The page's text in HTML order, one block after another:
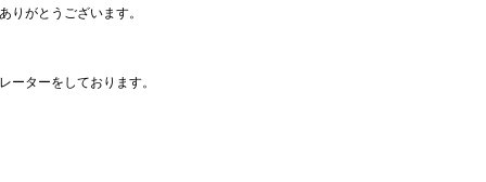
りがとうございます。
ーターをしております。